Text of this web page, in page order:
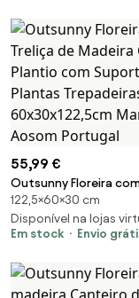
Aosom Portugal
55,99 €
Outsunny Floreira
de Madeira Caixa de
com Suporte para
Trepadeiras
122,5×60×30 cm
Disponível na lojas
Em stock
Envio